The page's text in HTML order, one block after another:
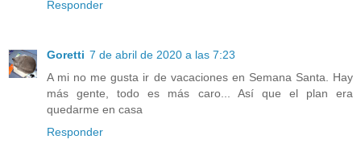
Responder
Goretti 7 de abril de 2020 a las 7:23
A mi no me gusta ir de vacaciones en Semana Santa. Hay
más gente, todo es más caro... Así que el plan era
quedarme en casa
Responder